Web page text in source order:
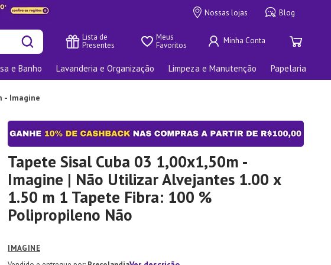
Nossas lojas Blog
Lista de
Presentes
Meus
Favoritos
e Banho Lavanderia e Organização Limpeza e Manutenção Papelaria
- Imagine
Tapete Sisal Cuba 03 1,00x1,50m -
Imagine | Não Utilizar Alvejantes 1.00 x
1.50 m 1 Tapete Fibra: 100 %
Polipropileno Não
IMAGINE